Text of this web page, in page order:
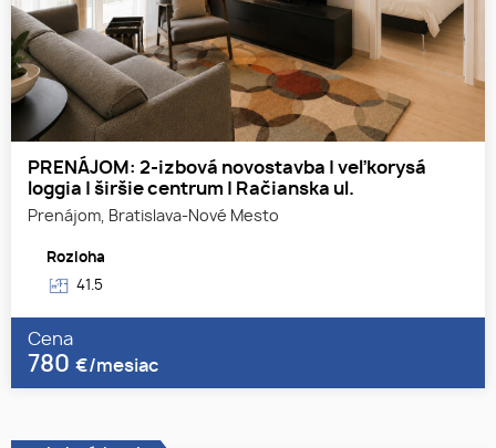
PRENÁJOM: 2-izbová novostavba | veľkorysá
loggia | širšie centrum | Račianska ul.
Prenájom, Bratislava-Nové Mesto
Rozloha
41.5
Cena
780 €/mesiac